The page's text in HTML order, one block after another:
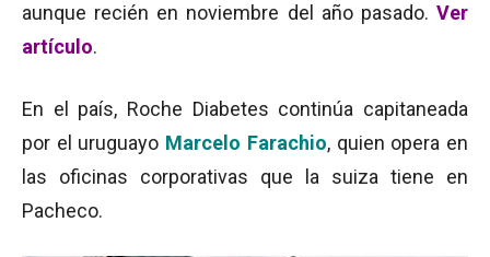
aunque recién en noviembre del año pasado. Ver
artículo.
En el país, Roche Diabetes continúa capitaneada
por el uruguayo Marcelo Farachio, quien opera en
las oficinas corporativas que la suiza tiene en
Pacheco.